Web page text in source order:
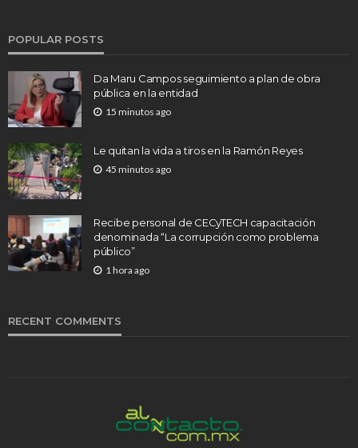
POPULAR POSTS
Da Maru Campos seguimiento a plan de obra
pública en la entidad
15 minutos ago
Le quitan la vida a tiros en la Ramón Reyes
45 minutos ago
Recibe personal de CECyTECH capacitación
denominada “La corrupción como problema
público”
1 hora ago
RECENT COMMENTS